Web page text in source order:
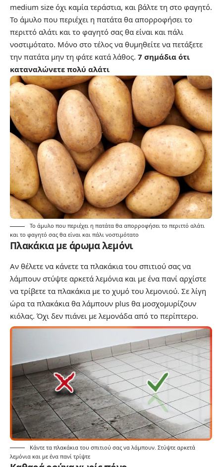
medium size όχι καμία τεράστια, και βάλτε τη στο φαγητό.
Το άμυλο που περιέχει η πατάτα θα απορροφήσει το
περιττό αλάτι και το φαγητό σας θα είναι και πάλι
νοστιμότατο. Μόνο στο τέλος να θυμηθείτε να πετάξετε
την πατάτα μην τη φάτε κατά λάθος. 7 σημάδια ότι
καταναλώνετε πολύ αλάτι
Το άμυλο που περιέχει η πατάτα θα απορροφήσει το περιττό αλάτι
και το φαγητό σας θα είναι και πάλι νοστιμότατο
Πλακάκια με άρωμα λεμόνι
Αν θέλετε να κάνετε τα πλακάκια του σπιτιού σας να
λάμπουν στύψτε αρκετά λεμόνια και με ένα πανί αρχίστε
να τρίβετε τα πλακάκια με το χυμό του λεμονιού. Σε λίγη
ώρα τα πλακάκια θα λάμπουν plus θα μοσχομυρίζουν
κιόλας. Όχι δεν πιάνει με λεμονάδα από το περίπτερο.
Κάντε τα πλακάκια του σπιτιού σας να λάμπουν. Στύψτε αρκετά
λεμόνια και με ένα πανί τρίψτε